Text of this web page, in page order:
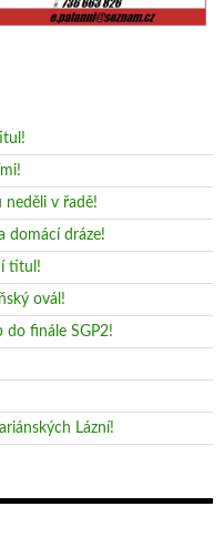
neděli v řadě!
domácí dráze!
titul!
ovál!
do finále SGP2!
Lázní!